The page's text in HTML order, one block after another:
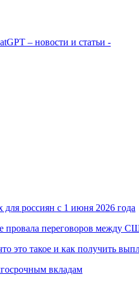
– новости и статьи -
россиян с 1 июня 2026 года
провала переговоров между
это такое и как получить
вкладам